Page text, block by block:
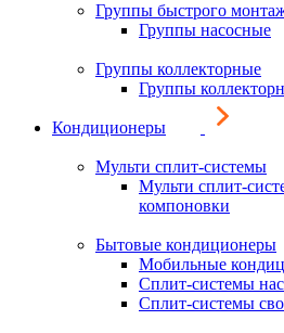
Группы быстрого
Группы насосные
Группы коллекторные
Группы
Кондиционеры
Мульти сплит-системы
Мульти сплит-
компоновки
Бытовые кондиционеры
Мобильные
Сплит-системы
Сплит-системы